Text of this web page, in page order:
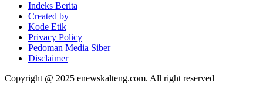
Indeks Berita
Created by
Kode Etik
Privacy Policy
Pedoman Media Siber
Disclaimer
Copyright @ 2025 enewskalteng.com. All right reserved